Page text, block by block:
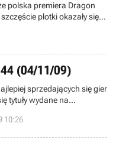
polska premiera Dragon
plotki okazały się
Arts Polska, PR Manager
Tinc zapewnili nas,
(04/11/09)
sprzedających się gier
tytuły wydane na
PS3 i Xbox 360. Dane
i zostały zebrane
10:26